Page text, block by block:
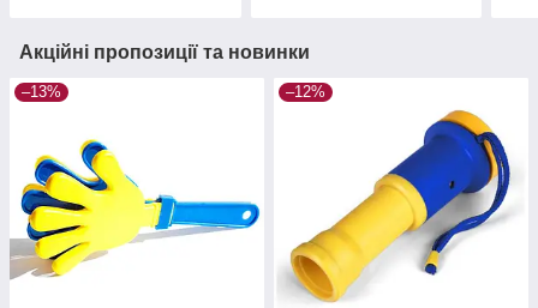
Акційні пропозиції та новинки
–13% –12%